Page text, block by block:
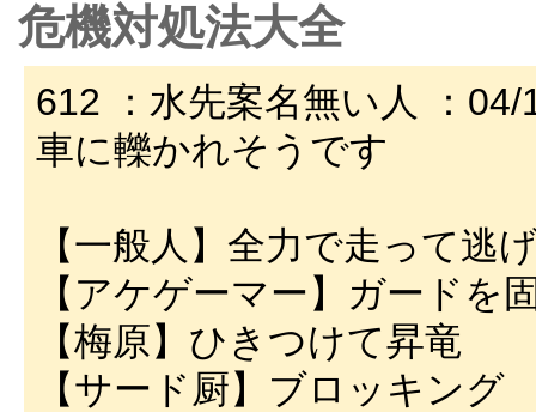
危機対処法大全
612 ：水先案名無い人 ：
車に轢かれそうです
【一般人】全力で走って逃
【アケゲーマー】ガードを
【梅原】ひきつけて昇竜
【サード厨】ブロッキング